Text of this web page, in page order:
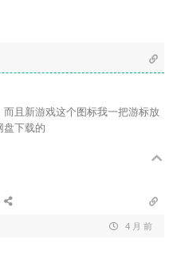
且新游戏这个图标我一把游标放
盘下载的
4 月 前